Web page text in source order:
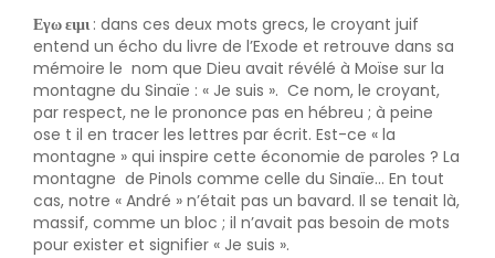
Εγω ειμι: dans ces deux mots grecs, le croyant juif
entend un écho du livre de l’Exode et retrouve dans sa
mémoire le nom que Dieu avait révélé à Moïse sur la
montagne du Sinaïe : « Je suis ». Ce nom, le croyant,
par respect, ne le prononce pas en hébreu ; à peine
ose t il en tracer les lettres par écrit. Est-ce « la
montagne » qui inspire cette économie de paroles ? La
montagne de Pinols comme celle du Sinaïe… En tout
cas, notre « André » n’était pas un bavard. Il se tenait là,
massif, comme un bloc ; il n’avait pas besoin de mots
pour exister et signifier « Je suis ».